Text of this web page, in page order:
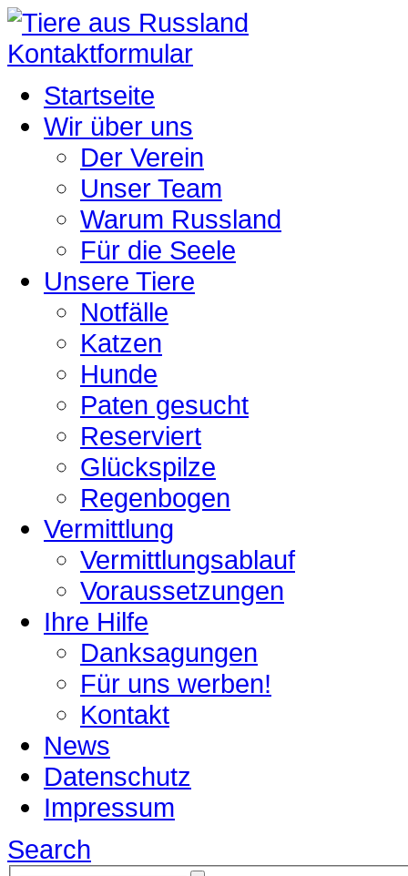
Kontaktformular
Startseite
Wir über uns
Der Verein
Unser Team
Warum Russland
Für die Seele
Unsere Tiere
Notfälle
Katzen
Hunde
Paten gesucht
Reserviert
Glückspilze
Regenbogen
Vermittlung
Vermittlungsablauf
Voraussetzungen
Ihre Hilfe
Danksagungen
Für uns werben!
Kontakt
News
Datenschutz
Impressum
Search